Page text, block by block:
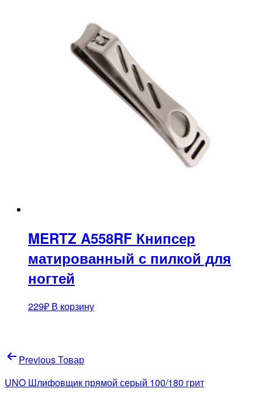
MERTZ A558RF Книпсер
матированный с пилкой для
ногтей
229₽ В корзину
Навигация
по
Previous Товар
UNO Шлифовщик прямой серый 100/180 грит